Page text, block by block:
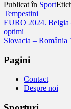
Publicat în Sport
Tempestini
Navigare
în
EURO 2024. Belgia
optimi
Slovacia –
Pagini
Contact
Despre noi